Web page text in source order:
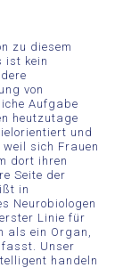
zu diesem
ist kein
von
Aufgabe
heutzutage
und
sich Frauen
dort ihren
Seite der
in
Neurobiologen
Linie für
als ein Organ,
fasst. Unser
handeln